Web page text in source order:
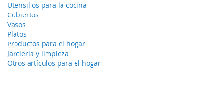
Utensilios para la cocina
Cubiertos
Vasos
Platos
Productos para el hogar
Jarcieria y limpieza
Otros artículos para el hogar